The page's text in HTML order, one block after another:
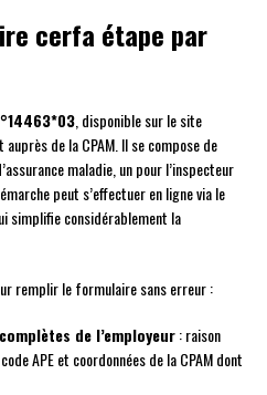
cerfa étape par
, disponible sur le site
de la CPAM. Il se compose de
maladie, un pour l’inspecteur
peut s’effectuer en ligne via le
simplifie considérablement la
remplir le formulaire sans erreur :
de l’employeur: raison
APE et coordonnées de la CPAM dont